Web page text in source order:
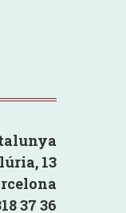
13
37 36